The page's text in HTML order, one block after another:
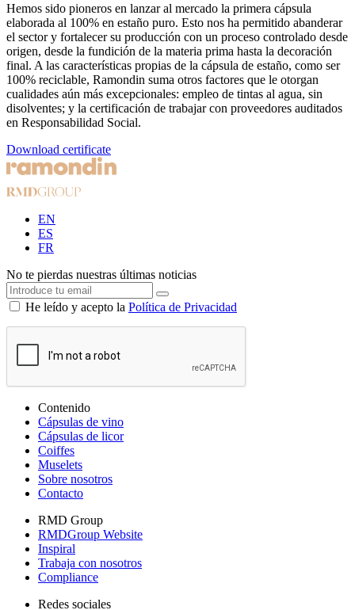
Hemos sido pioneros en lanzar al mercado la primera cápsula
elaborada al 100% en estaño puro. Esto nos ha permitido abanderar
el sector y fortalecer su producción con un proceso controlado desde
origen, desde la fundición de la materia prima hasta la decoración
final. A las características propias de la cápsula de estaño, como ser
100% reciclable, Ramondin suma otros factores que le otorgan
cualidades aún más excepcionales: empleo de tintas al agua, sin
disolventes; y la certificación de trabajar con proveedores auditados
en Responsabilidad Social.
Download certificate
EN
ES
FR
No te pierdas nuestras últimas noticias
He leído y acepto la Política de Privacidad
Contenido
Cápsulas de vino
Cápsulas de licor
Coiffes
Muselets
Sobre nosotros
Contacto
RMD Group
RMDGroup Website
Inspiral
Trabaja con nosotros
Compliance
Redes sociales